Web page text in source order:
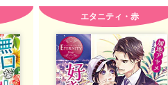
エタニティ・赤